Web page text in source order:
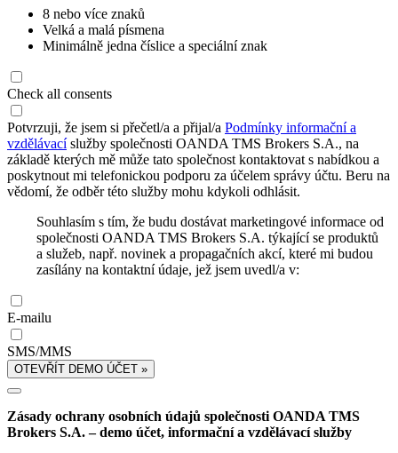
8 nebo více znaků
Velká a malá písmena
Minimálně jedna číslice a speciální znak
Check all consents
Potvrzuji, že jsem si přečetl/a a přijal/a Podmínky informační a
vzdělávacíslužby společnosti OANDA TMS Brokers S.A., na
základě kterých mě může tato společnost kontaktovat s nabídkou a
poskytnout mi telefonickou podporu za účelem správy účtu. Beru na
vědomí, že odběr této služby mohu kdykoli odhlásit.
Souhlasím s tím, že budu dostávat marketingové informace od
společnosti OANDA TMS Brokers S.A. týkající se produktů
a služeb, např. novinek a propagačních akcí, které mi budou
zasílány na kontaktní údaje, jež jsem uvedl/a v:
E-mailu
SMS/MMS
OTEVŘÍT DEMO ÚČET »
Zásady ochrany osobních údajů společnosti OANDA TMS
Brokers S.A. – demo účet, informační a vzdělávací služby